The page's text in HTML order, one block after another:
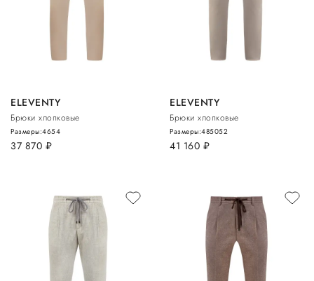
ELEVENTY
Брюки хлопковые
37 870 руб.
Размеры:4654
ELEVENTY
Брюки хлопковые
41 160 руб.
Размеры:485052